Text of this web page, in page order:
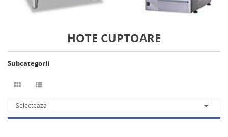
HOTE CUPTOARE
Subcategorii
 
Selecteaza 